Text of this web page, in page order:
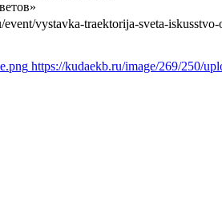
event/vystavka-traektorija-sveta-
https://kudaekb.ru/image/269/250/